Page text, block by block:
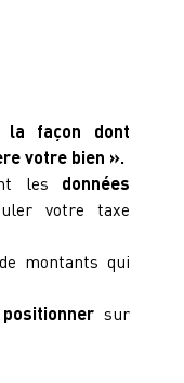
la façon dont
votre bien ».
les données
votre taxe
montants qui
sur